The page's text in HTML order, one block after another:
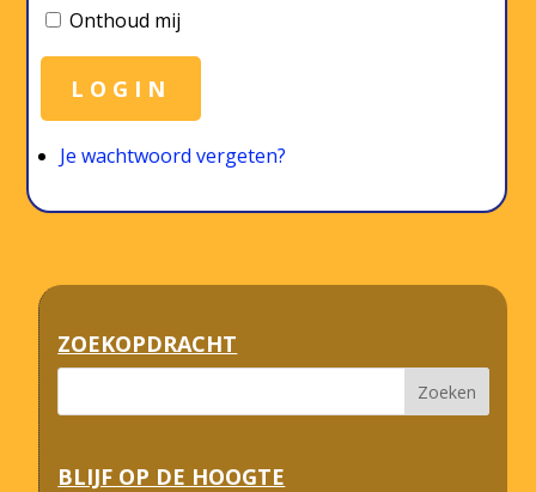
Onthoud mij
LOGIN
Je wachtwoord vergeten?
ZOEKOPDRACHT
BLIJF OP DE HOOGTE